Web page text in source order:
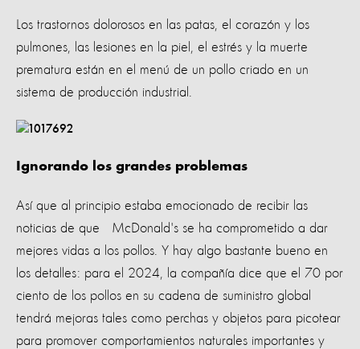
Los trastornos dolorosos en las patas, el corazón y los
pulmones, las lesiones en la piel, el estrés y la muerte
prematura están en el menú de un pollo criado en un
sistema de producción industrial.
Ignorando los grandes problemas
Así que al principio estaba emocionado de recibir las
noticias de que McDonald's se ha comprometido a dar
mejores vidas a los pollos. Y hay algo bastante bueno en
los detalles: para el 2024, la compañía dice que el 70 por
ciento de los pollos en su cadena de suministro global
tendrá mejoras tales como perchas y objetos para picotear
para promover comportamientos naturales importantes y